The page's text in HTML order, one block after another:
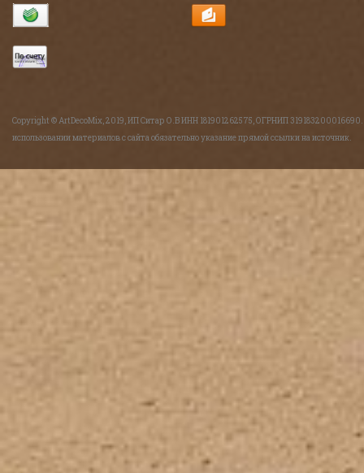
Copyright © ArtDecoMix, 2019, ИП Ситар О.В ИНН 181901262575, ОГРНИП
использовании материалов с сайта обязательно указание прямой ссылки на источник.